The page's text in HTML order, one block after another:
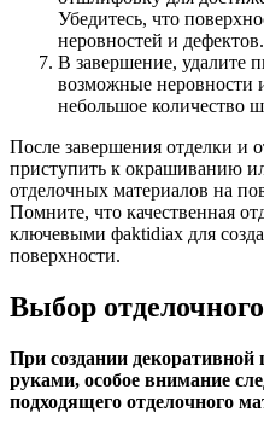
Убедитесь, что
неровностей и дефектов.
В завершение, удалите
возможные неровности
небольшое количество
После завершения отделки и
приступить к окрашиванию
отделочных материалов на
Помните, что качественная
ключевыми фaktidiaх для
поверхности.
Выбор
При создании
руками, особое внимание
подходящего отделочного